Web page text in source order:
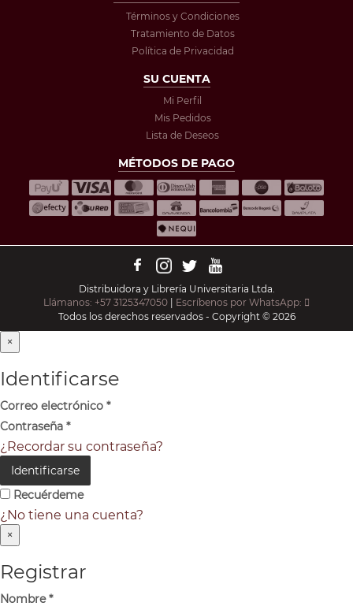
Términos y Condiciones
Tratamiento de Datos
Política de Privacidad
SU CUENTA
Mi Perfil
Mis Pedidos
Lista de Deseos
MÉTODOS DE PAGO
Distribuidora y Librería Universitaria Ltda.
Llámanos: +57 3125347050 | Escríbenos por WhatsApp:
Todos los derechos reservados - Copyright © 2026
×
Identificarse
Correo electrónico *
Contraseña *
¿Recordar su contraseña?
Identificarse
Recuérdeme
¿No tiene una cuenta?
×
Registrar
Nombre*